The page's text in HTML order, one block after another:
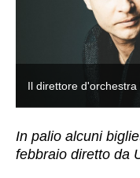
Il direttore
In palio alcuni
febbraio diretto da